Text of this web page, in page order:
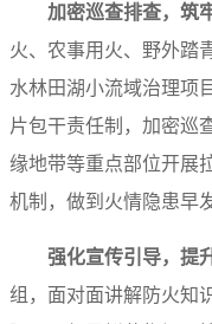
加密巡查排查，筑
火、农事用火、野外踏
水林田湖小流域治理项
片包干责任制，加密巡
缘地带等重点部位开展
机制，做到火情隐患早
强化宣传引导，提
组，面对面讲解防火知